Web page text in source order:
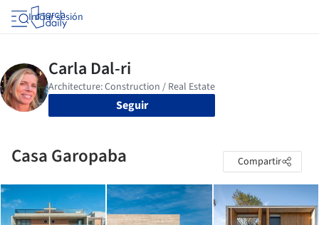
Iniciar sesión
Seguir
Casa Garopaba Compartir